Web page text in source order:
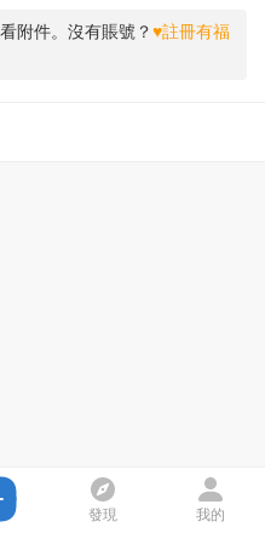
附件。沒有賬號？♥註冊有福
發現 我的